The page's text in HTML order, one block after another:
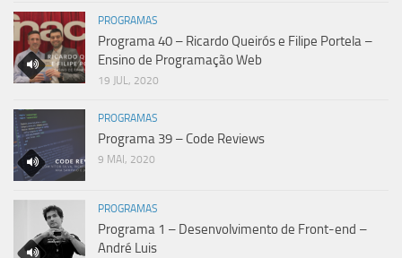
PROGRAMAS
Programa 40 – Ricardo Queirós e Filipe Portela –
Ensino de Programação Web
19 JUL, 2020
PROGRAMAS
Programa 39 – Code Reviews
9 MAI, 2020
PROGRAMAS
Programa 1 – Desenvolvimento de Front-end –
André Luis